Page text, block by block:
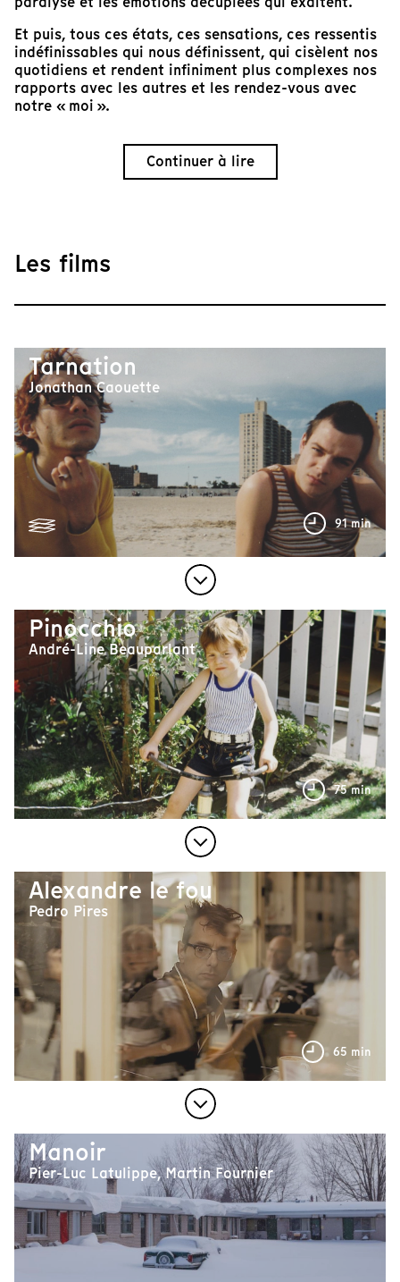
Et puis, tous ces états, ces sensations, ces ressentis
indéfinissables qui nous définissent, qui cisèlent nos
quotidiens et rendent infiniment plus complexes nos
rapports avec les autres et les rendez-vous avec
notre « moi ».
Continuer à lire
Les films
Tarnation
Jonathan Caouette
91 min
Pinocchio
André-Line Beauparlant
75 min
Alexandre le fou
Pedro Pires
65 min
Manoir
Pier-Luc Latulippe, Martin Fournier